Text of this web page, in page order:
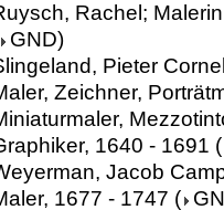
Rachel;
GND)
Pieter
Zeichner,
1640 - 1691 (
Jacob
1677 - 1747 (